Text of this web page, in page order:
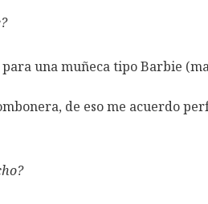
una muñeca tipo Barbie
de eso me acuerdo